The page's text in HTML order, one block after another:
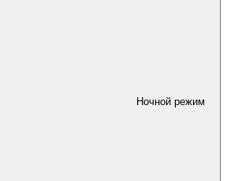
Ночной режим